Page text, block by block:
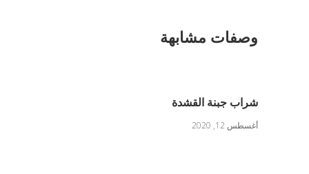
وصفات مشابهة
شراب جبنة القشدة
أغسطس 12, 2020